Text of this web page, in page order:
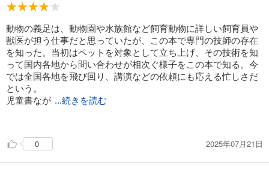
動物の義足は、動物園や水族館など飼育動物に詳しい飼育員や
獣医が担う仕事だと思っていたが、この本で専門の技師の存在
を知った。当初はペットを対象として立ち上げ、その技術を知
って国内各地から問い合わせが相次ぐ様子をこの本で知る。今
では全国各地を飛び回り、講演などの依頼にも応える忙しさだ
という。
児童書なが ...続きを読む
0 2025年07月21日